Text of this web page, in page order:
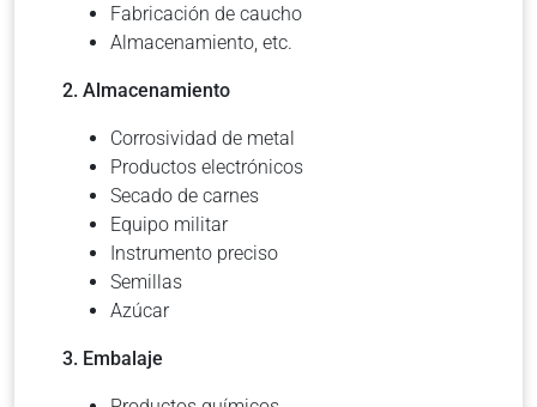
Fabricación de caucho
Almacenamiento, etc.
2. Almacenamiento
Corrosividad de metal
Productos electrónicos
Secado de carnes
Equipo militar
Instrumento preciso
Semillas
Azúcar
3. Embalaje